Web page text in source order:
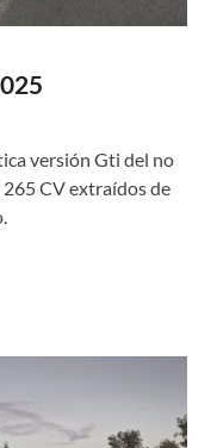
versión Gti del no
CV extraídos de